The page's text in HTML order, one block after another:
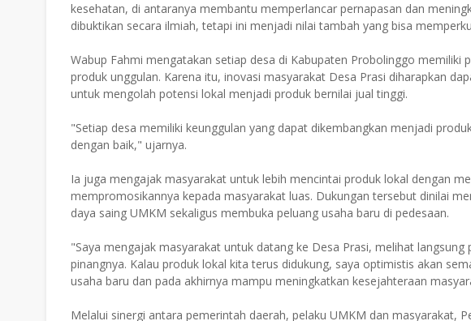
kesehatan, di antaranya membantu memperlancar pernapasan dan
dibuktikan secara ilmiah, tetapi ini menjadi nilai tambah yang bisa
Wabup Fahmi mengatakan setiap desa di Kabupaten Probolinggo memiliki
produk unggulan. Karena itu, inovasi masyarakat Desa Prasi diharapkan
untuk mengolah potensi lokal menjadi produk bernilai jual tinggi.
"Setiap desa memiliki keunggulan yang dapat dikembangkan menjadi
dengan baik," ujarnya.
Ia juga mengajak masyarakat untuk lebih mencintai produk lokal dengan
mempromosikannya kepada masyarakat luas. Dukungan tersebut dinilai
daya saing UMKM sekaligus membuka peluang usaha baru di pedesaan.
"Saya mengajak masyarakat untuk datang ke Desa Prasi, melihat
pinangnya. Kalau produk lokal kita terus didukung, saya optimistis akan
usaha baru dan pada akhirnya mampu meningkatkan kesejahteraan
Melalui sinergi antara pemerintah daerah, pelaku UMKM dan masyarakat,